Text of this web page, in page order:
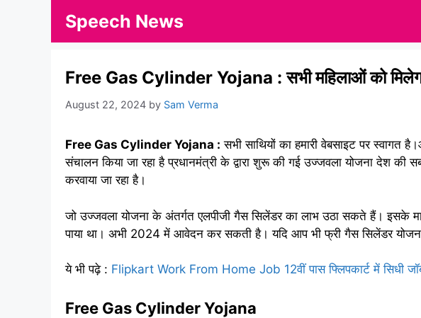
Speech News
Free Gas Cylinder Yojana : सभी महिलाओं को
August 22, 2024 by Sam Verma
Free Gas Cylinder Yojana : सभी साथियों का हमारी वेबसाइट पर स्वागत
संचालन किया जा रहा है प्रधानमंत्री के द्वारा शुरू की गई उज्जवला योजना देश
करवाया जा रहा है।
जो उज्जवला योजना के अंतर्गत एलपीजी गैस सिलेंडर का लाभ उठा सकते हैं। इसके
पाया था। अभी 2024 में आवेदन कर सकती है। यदि आप भी फ्री गैस सिलेंडर
ये भी पढ़े : Flipkart Work From Home Job 12वीं पास फ्लिपकार्ट में सिधी
Free Gas Cylinder Yojana